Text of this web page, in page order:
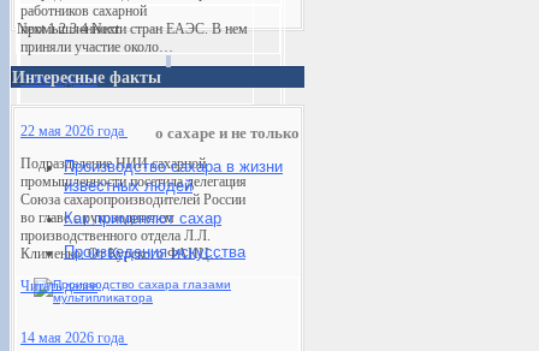
работников сахарной
промышленности стран ЕАЭС. В нем
приняли участие около…
Читать далее
22 мая 2026 года
Подразделение НИИ сахарной
промышленности посетила делегация
Союза сахаропроизводителей России
во главе с руководителем
производственного отдела Л.Л.
Клименко. От Курского ФАНЦ…
Читать далее
14 мая 2026 года
Next1234Next
Интересные факты
о сахаре и не только
Производство сахара в жизни
известных людей
Как применяют сахар
Произведения искусства